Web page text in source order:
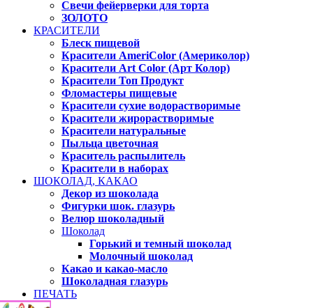
Свечи фейерверки для торта
ЗОЛОТО
КРАСИТЕЛИ
Блеск пищевой
Красители AmeriColor (Америколор)
Красители Art Color (Арт Колор)
Красители Топ Продукт
Фломастеры пищевые
Красители сухие водорастворимые
Красители жирорастворимые
Красители натуральные
Пыльца цветочная
Краситель распылитель
Красители в наборах
ШОКОЛАД, КАКАО
Декор из шоколада
Фигурки шок. глазурь
Велюр шоколадный
Шоколад
Горький и темный шоколад
Молочный шоколад
Какао и какао-масло
Шоколадная глазурь
ПЕЧАТЬ